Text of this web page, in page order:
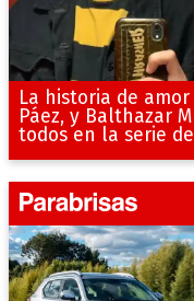
La historia de
Páez, y Balthazar
todos en la serie de